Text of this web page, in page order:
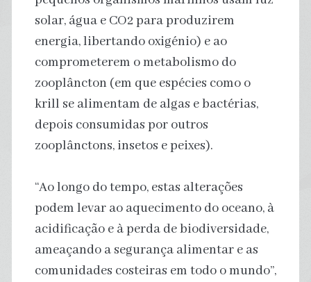
solar, água e CO2 para produzirem
energia, libertando oxigénio) e ao
comprometerem o metabolismo do
zooplâncton (em que espécies como o
krill se alimentam de algas e bactérias,
depois consumidas por outros
zooplânctons, insetos e peixes).
“Ao longo do tempo, estas alterações
podem levar ao aquecimento do oceano, à
acidificação e à perda de biodiversidade,
ameaçando a segurança alimentar e as
comunidades costeiras em todo o mundo”,